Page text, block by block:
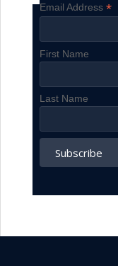
Email Address*
First Name
Last Name